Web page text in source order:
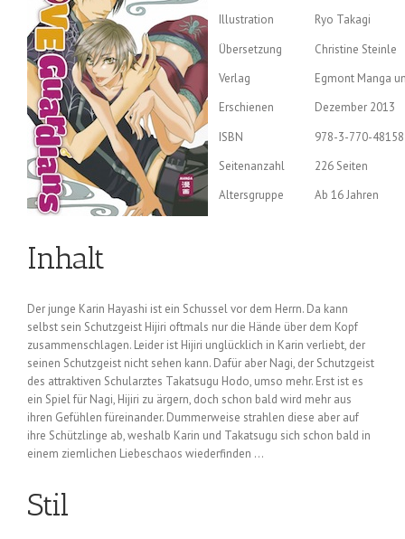
Illustration
Ryo Takagi
Übersetzung
Christine Steinle
Verlag
Egmont Manga
Erschienen
Dezember 2013
ISBN
978-3-770-
Seitenanzahl
226 Seiten
Altersgruppe
Ab 16 Jahren
Inhalt
Der junge Karin Hayashi ist ein Schussel vor dem Herrn. Da kann
selbst sein Schutzgeist Hijiri oftmals nur die Hände über dem Kopf
zusammenschlagen. Leider ist Hijiri unglücklich in Karin verliebt, der
seinen Schutzgeist nicht sehen kann. Dafür aber Nagi, der Schutzgeist
des attraktiven Schularztes Takatsugu Hodo, umso mehr. Erst ist es
ein Spiel für Nagi, Hijiri zu ärgern, doch schon bald wird mehr aus
ihren Gefühlen füreinander. Dummerweise strahlen diese aber auf
ihre Schützlinge ab, weshalb Karin und Takatsugu sich schon bald in
einem ziemlichen Liebeschaos wiederfinden …
Stil